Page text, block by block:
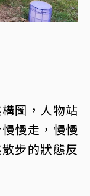
圖，人物站
慢走，慢慢
步的狀態反